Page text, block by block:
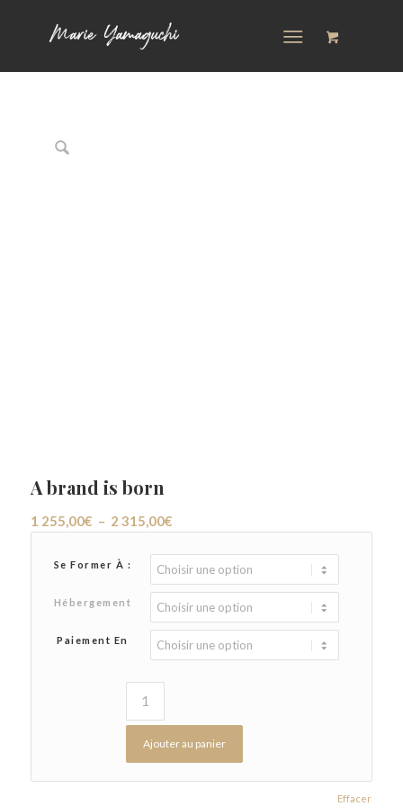
A brand is born
1 255,00€ – 2 315,00€Plage
prix :
1
255,00€
à
2
Se Former À :
Hébergement
Paiement En
Effacer
Ajouter au panier